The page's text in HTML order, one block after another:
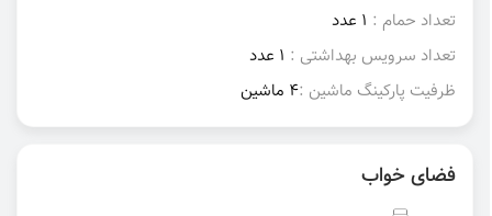
تعداد حمام : 1 عدد
تعداد سرویس بهداشتی : 1 عدد
ظرفیت پارکینگ ماشین :4 ماشین
فضای خواب